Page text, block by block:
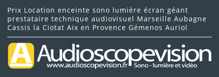
Prix Location enceinte sono lumière écran géant
prestataire technique audiovisuel Marseille Aubagne
Cassis la Ciotat Aix en Provence Gémenos Auriol